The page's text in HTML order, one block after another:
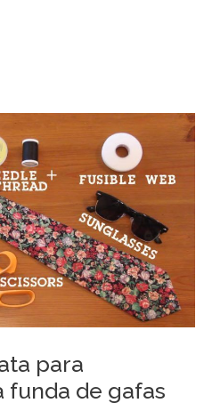
para
funda de gafas